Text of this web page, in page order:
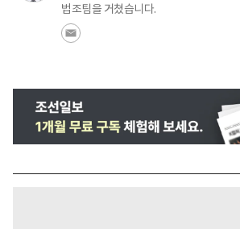
법조팀을 거쳤습니다.